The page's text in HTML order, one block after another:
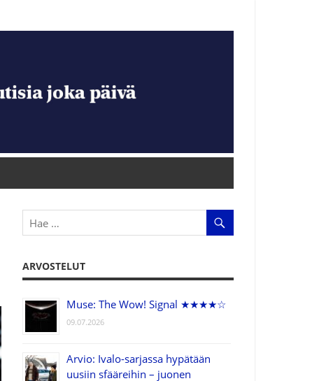
ARVOSTELUT
Muse: The Wow! Signal ★★★★☆
09.07.2026
Arvio: Ivalo-sarjassa hypätään
uusiin sfääreihin – juonen